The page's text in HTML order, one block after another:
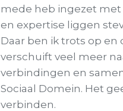
mede heb ingezet met
en expertise liggen
Daar ben ik trots op en
verschuift veel meer
verbindingen en
Sociaal Domein. Het
verbinden.